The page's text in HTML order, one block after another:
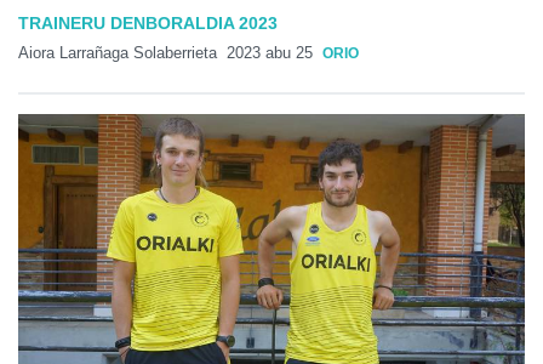
TRAINERU DENBORALDIA 2023
Aiora Larrañaga Solaberrieta 2023 abu 25 ORIO